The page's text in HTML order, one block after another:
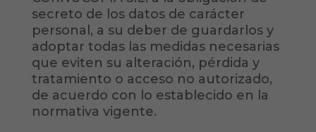
secreto de los datos de carácter
personal, a su deber de guardarlos y
adoptar todas las medidas necesarias
que eviten su alteración, pérdida y
tratamiento o acceso no autorizado,
de acuerdo con lo establecido en la
normativa vigente.